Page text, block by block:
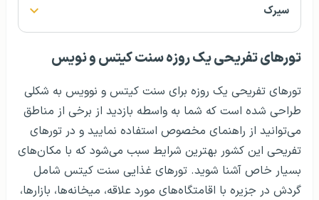
سیرک
تورهای تفریحی یک روزه سنت کیتس و نویس
تورهای تفریحی یک روزه برای سنت کیتس و نوویس به شکلی
طراحی شده است که شما به واسطه بازدید از برخی از مناطق
می‌توانید از راهنمای مخصوص استفاده نمایید و در تورهای
تفریحی این کشور بهترین شرایط سبب می‌شود که با مکان‌های
بسیار خاص آشنا شوید. تورهای غذایی سنت کیتس شامل
گردش در جزیره با اقامتگاه‌های مورد علاقه، میخانه‌ها، بازارها،